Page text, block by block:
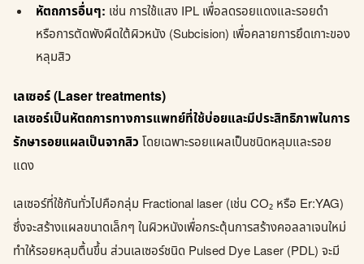
หัตถการอื่นๆ: เช่น การใช้แสง IPL เพื่อลดรอยแดงและรอยดำ
หรือการตัดพังผืดใต้ผิวหนัง (Subcision) เพื่อคลายการยึดเกาะของ
หลุมสิว
เลเซอร์ (Laser treatments)
เลเซอร์เป็นหัตถการทางการแพทย์ที่ใช้บ่อยและมีประสิทธิภาพในการ
รักษารอยแผลเป็นจากสิว โดยเฉพาะรอยแผลเป็นชนิดหลุมและรอย
แดง
เลเซอร์ที่ใช้กันทั่วไปคือกลุ่ม Fractional laser (เช่น CO₂ หรือ Er:YAG)
ซึ่งจะสร้างแผลขนาดเล็กๆ ในผิวหนังเพื่อกระตุ้นการสร้างคอลลาเจนใหม่
ทำให้รอยหลุมตื้นขึ้น ส่วนเลเซอร์ชนิด Pulsed Dye Laser (PDL) จะมี